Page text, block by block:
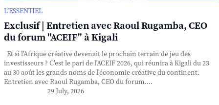
L’ESSENTIEL
Exclusif | Entretien avec Raoul Rugamba, CEO
du forum "ACEIF" à Kigali
Et si l'Afrique créative devenait le prochain terrain de jeu des
investisseurs ? C'est le pari de l'ACEIF 2026, qui réunira à Kigali du 23
au 30 août les grands noms de l'économie créative du continent.
Entretien avec Raoul Rugamba, CEO du forum....
29 July, 2026